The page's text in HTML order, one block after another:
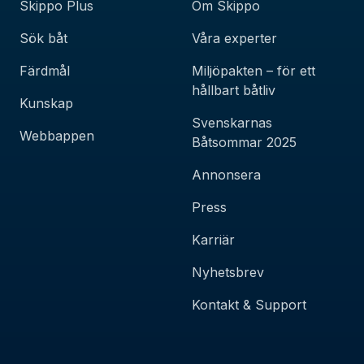
Skippo Plus
Sök båt
Färdmål
Kunskap
Webbappen
Om Skippo
Våra experter
Miljöpakten – för ett
hållbart båtliv
Svenskarnas
Båtsommar 2025
Annonsera
Press
Karriär
Nyhetsbrev
Kontakt & Support